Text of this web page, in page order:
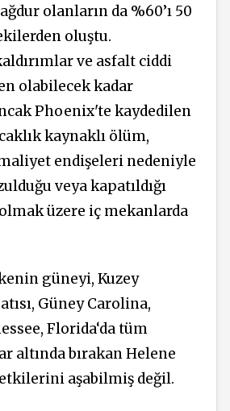
olanların da %60’ı 50
oluştu.
ve asfalt ciddi
olabilecek kadar
Phoenix'te kaydedilen
kaynaklı ölüm,
endişeleri nedeniyle
veya kapatıldığı
üzere iç mekanlarda
güneyi, Kuzey
Güney Carolina,
Florida‘da tüm
altında bırakan Helene
etkilerini aşabilmiş değil.